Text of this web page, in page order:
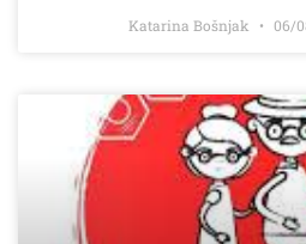
Katarina Bošnjak 06/